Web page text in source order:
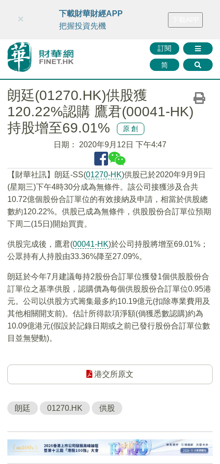
財華智庫網 FINTV FINMETA 財華證券 媒體矩陣
訂閱
简
×
下載財華財經APP
把握投資先機
朗廷(01270.HK)供股獲
120.22%認購 鷹君(00041-HK)
持股增至69.01%
原創
日期： 2020年9月12日 下午4:47
【財華社訊】朗廷-SS(01270-HK)供股已於2020年9月9日
(星期三)下午4時30分成為無條件。該公司接獲涉及合共
10.72億個股份合訂單位的有效接納及申請，相當於供股總
數約120.22%。供股已成為無條件，供股股份合訂單位預期
下周二(15日)開始買賣。
供股完成後，鷹君(00041-HK)於公司持股將增至69.01%；
公眾持有人持股由33.36%降至27.09%。
朗廷於今年7月建議每持2股份合訂單位獲發1個供股股份合
訂單位之基準供股，認購價為每個供股股份合訂單位0.95港
元。公司以供股方式籌集最多約10.19億元(扣除專業費用及
其他相關開支前)。估計所得款項淨額(倘獲悉數認購)約為
10.09億港元(假設於記錄日期或之前已發行股份合訂單位數
目並無變動)。
港交所原文
朗廷 01270.HK 供股